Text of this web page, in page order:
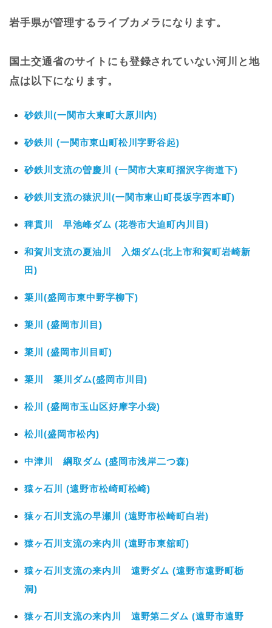
岩手県が管理するライブカメラになります。
国土交通省のサイトにも登録されていない河川と地
点は以下になります。
砂鉄川(一関市大東町大原川内)
砂鉄川 (一関市東山町松川字野谷起)
砂鉄川支流の曽慶川 (一関市大東町摺沢字街道下)
砂鉄川支流の猿沢川(一関市東山町長坂字西本町)
稗貫川 早池峰ダム (花巻市大迫町内川目)
和賀川支流の夏油川 入畑ダム(北上市和賀町岩崎新
田)
簗川(盛岡市東中野字柳下)
簗川 (盛岡市川目)
簗川 (盛岡市川目町)
簗川 簗川ダム(盛岡市川目)
松川 (盛岡市玉山区好摩字小袋)
松川(盛岡市松内)
中津川 綱取ダム (盛岡市浅岸二つ森)
猿ヶ石川 (遠野市松崎町松崎)
猿ヶ石川支流の早瀬川 (遠野市松崎町白岩)
猿ヶ石川支流の来内川 (遠野市東舘町)
猿ヶ石川支流の来内川 遠野ダム (遠野市遠野町栃
洞)
猿ヶ石川支流の来内川 遠野第二ダム (遠野市遠野